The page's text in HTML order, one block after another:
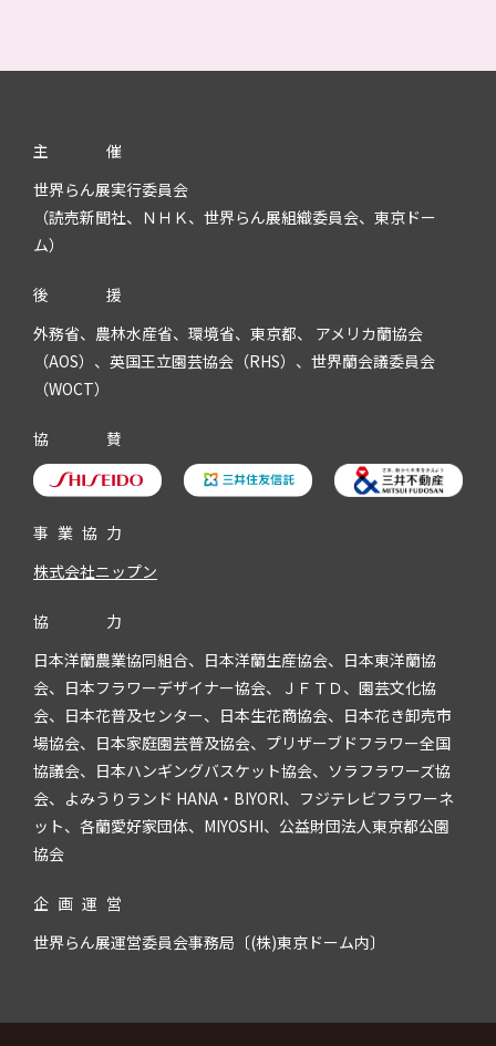
主
催
世界らん展実行委員会
（読売新聞社、ＮＨＫ、世界らん展組織委員会、東京ドー
ム）
後
援
外務省、農林水産省、環境省、東京都、 アメリカ蘭協会
（AOS）、英国王立園芸協会（RHS）、世界蘭会議委員会
（WOCT）
協 賛
事 業 協 力
株式会社ニップン
協
力
日本洋蘭農業協同組合、日本洋蘭生産協会、日本東洋蘭協
会、日本フラワーデザイナー協会、ＪＦＴＤ、園芸文化協
会、日本花普及センター、日本生花商協会、日本花き卸売市
場協会、日本家庭園芸普及協会、プリザーブドフラワー全国
協議会、日本ハンギングバスケット協会、ソラフラワーズ協
会、よみうりランド HANA・BIYORI、フジテレビフラワーネ
ット、各蘭愛好家団体、MIYOSHI、公益財団法人東京都公園
協会
企 画 運 営
世界らん展運営委員会事務局〔(株)東京ドーム内〕